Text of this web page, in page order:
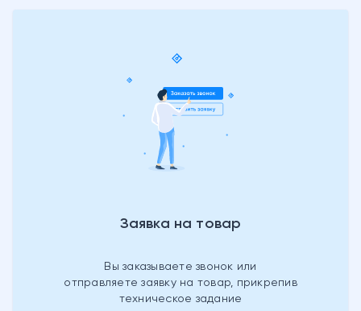
Заявка на товар
Вы заказываете звонок или
отправляете заявку на товар, прикрепив
техническое задание